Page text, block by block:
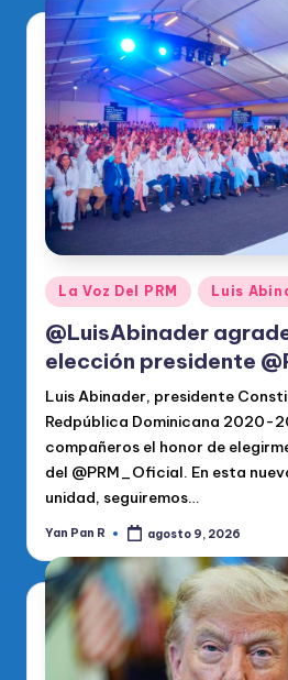
Publicado
en
La Voz Del PRM Luis
@LuisAbinader
elección presidente
Luis Abinader, presidente
Redpública Dominicana 2020-
compañeros el honor de
del @PRM_Oficial. En esta
unidad, seguiremos…
Publicado
Yan Pan R agosto 9, 2026